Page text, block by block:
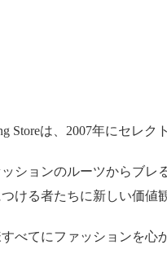
Storeは、2007年にセレク
ションのルーツからブレ
ける者たちに新しい価値
べてにファッションを心